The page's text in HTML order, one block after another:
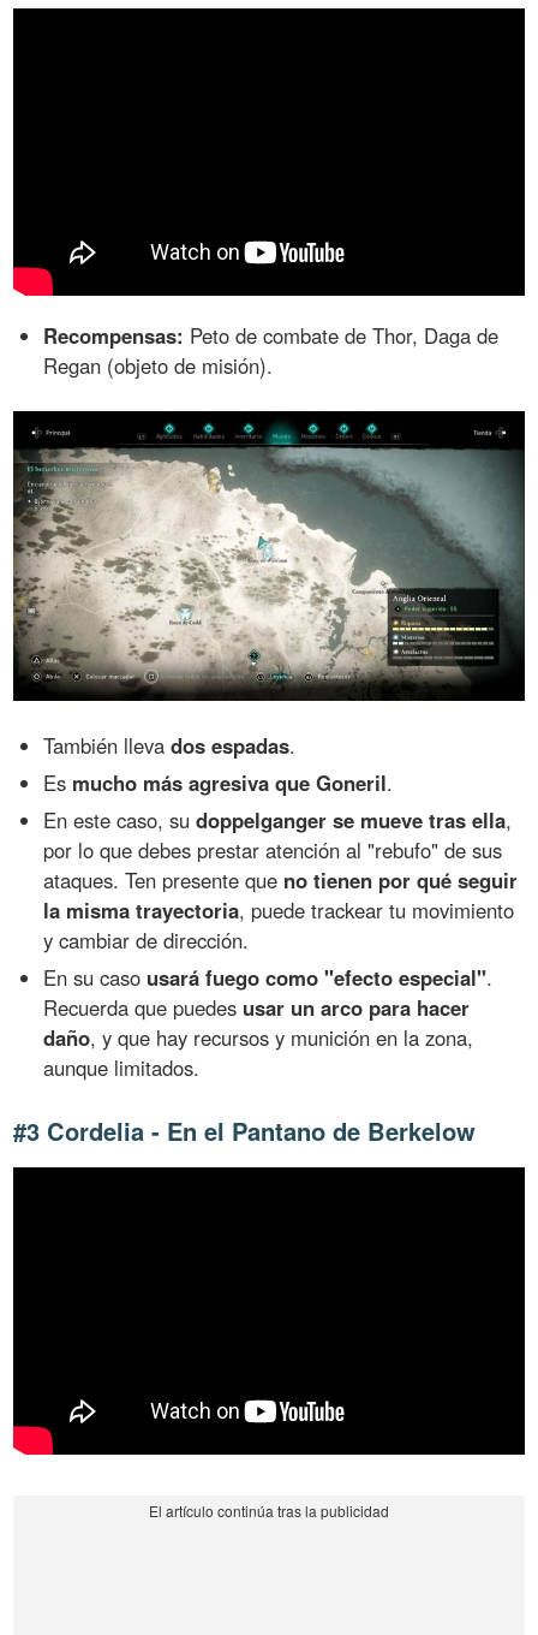
Recompensas: Peto de combate de Thor, Daga de
Regan (objeto de misión).
También llevados espadas.
Es mucho más agresiva que Goneril.
En este caso, sudoppelganger se mueve tras ella,
por lo que debes prestar atención al "rebufo" de sus
ataques. Ten presente que no tienen por qué seguir
la misma trayectoria, puede trackear tu movimiento
y cambiar de dirección.
En su caso usará fuego como "efecto especial".
Recuerda que puedes usar un arco para hacer
daño, y que hay recursos y munición en la zona,
aunque limitados.
#3 Cordelia - En el Pantano de Berkelow